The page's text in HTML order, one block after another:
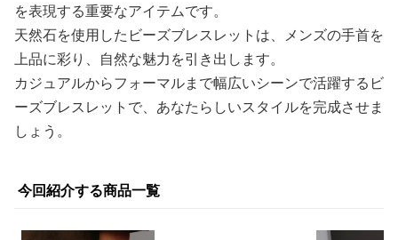
を表現する重要なアイテムです。
天然石を使用したビーズブレスレットは、メンズの手首を
上品に彩り、自然な魅力を引き出します。
カジュアルからフォーマルまで幅広いシーンで活躍するビ
ーズブレスレットで、あなたらしいスタイルを完成させま
しょう。
今回紹介する商品一覧